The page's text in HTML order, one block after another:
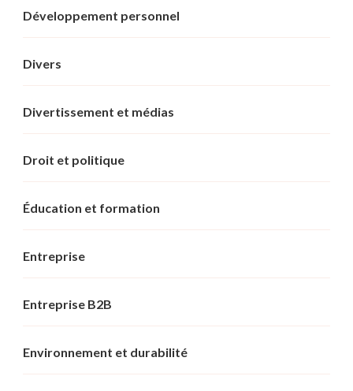
Développement personnel
Divers
Divertissement et médias
Droit et politique
Éducation et formation
Entreprise
Entreprise B2B
Environnement et durabilité